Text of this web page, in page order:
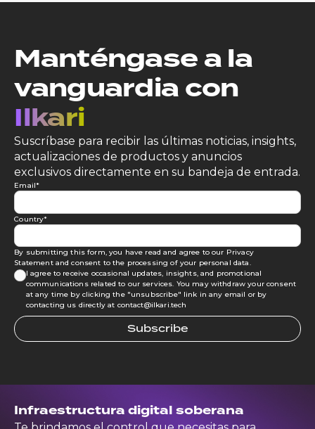
Manténgase a la
vanguardia con
Ilkari
Suscríbase para recibir las últimas noticias, insights,
actualizaciones de productos y anuncios
exclusivos directamente en su bandeja de entrada.
Email*
Country*
By submitting this form, you have read and agree to our Privacy
Statementand consent to the processing of your personal data.
I agree to receive occasional updates, insights, and promotional
communications related to our services. You may withdraw your consent
at any time by clicking the "unsubscribe" link in any email or by
contacting us directly at contact@ilkari.tech
Infraestructura digital soberana